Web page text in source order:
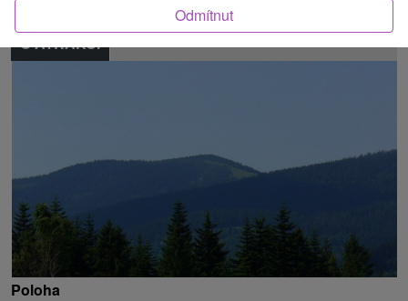
O ATRAKCI
Poloha
Odmítnut